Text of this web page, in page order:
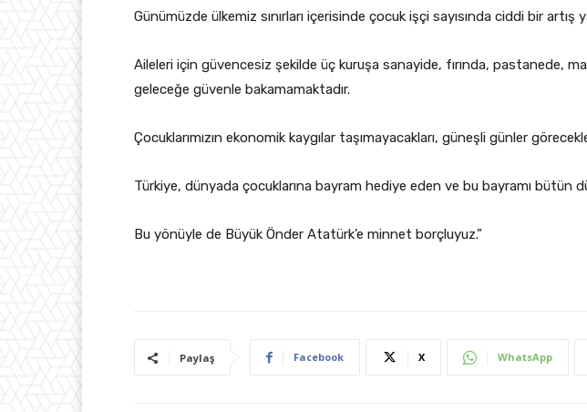
Günümüzde ülkemiz sınırları içerisinde çocuk işçi sayısında ciddi bir artış
Aileleri için güvencesiz şekilde üç kuruşa sanayide, fırında, pastanede,
geleceğe güvenle bakamamaktadır.
Çocuklarımızın ekonomik kaygılar taşımayacakları, güneşli günler
Türkiye, dünyada çocuklarına bayram hediye eden ve bu bayramı bütün
Bu yönüyle de Büyük Önder Atatürk’e minnet borçluyuz.”
Paylaş Facebook X WhatsApp